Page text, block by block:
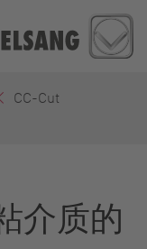
CC-Cut
介质的